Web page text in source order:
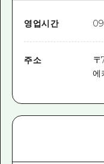
영업시간
주소 〒
에